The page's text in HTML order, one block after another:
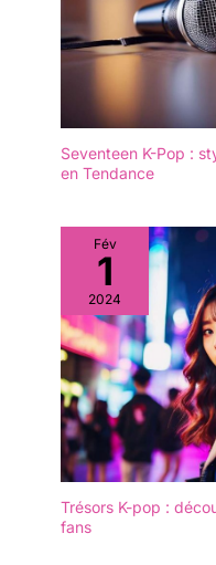
Seventeen K-Pop :
en Tendance
Fév
1
2024
Trésors K-pop :
fans